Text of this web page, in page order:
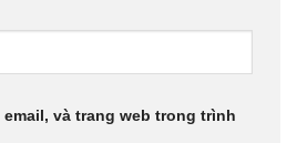
và trang web trong trình